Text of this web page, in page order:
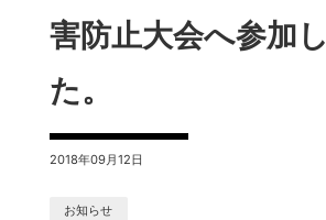
害防止大会へ参加
た。
2018年09月12日
お知らせ